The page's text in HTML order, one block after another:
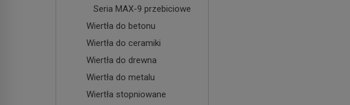
Seria MAX-9 przebiciowe
Wiertła do betonu
Wiertła do ceramiki
Wiertła do drewna
Wiertła do metalu
Wiertła stopniowane